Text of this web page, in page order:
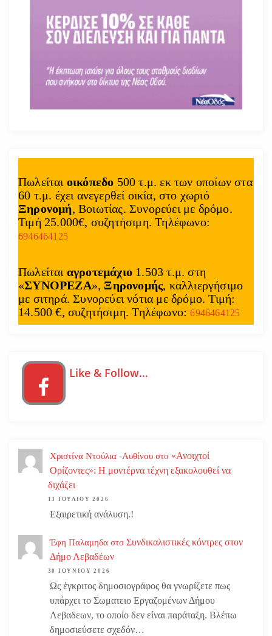
Πωλείται οικόπεδο 500 τ.μ. εκ των οποίων στα
60 τ.μ. έχει ανεγερθεί οικία, στο χωριό
Ξηρονομή, Βοιωτίας. Συνορεύει με δρόμο.
Τιμή 25.000€, συζητήσιμη. Τηλέφωνο:
6946464125
Πωλείται αγροτεμάχιο 1.503 τ.μ. στη
«ΣΥΝΟΡΕΖΑ», Ξηρονομής, καλλιεργήσιμο
με σιτηρά. Συνορεύει νότια με δρόμο. Τιμή:
14.500 €, συζητήσιμη. Τηλέφωνο:6946464125
Like & Follow…
Χριστίνα Ντούλια -Αυθίνου στο «Ανοιχτοί
Ορίζοντες»: Η μοντέρνα τέχνη εξακολουθεί να
διχάζει
13 ΙΟΥΛΊΟΥ 2026
Εξαιρετική ανάλυση.!
Έφη Παλαμηδα στο Συνδικαλιστικές κόντρες στον
Δήμο Λεβαδέων
30 ΙΟΥΝΊΟΥ 2026
Ως έγκριτος δημοσιογράφος θα γνωρίζετε πως
υπάρχει το Σωματειο Εργαζομένων Δήμου
Λεβαδεων, το οποίο δεν είναι παράταξη. Βλέπω
δημοσιεύσετε σχεδόν…